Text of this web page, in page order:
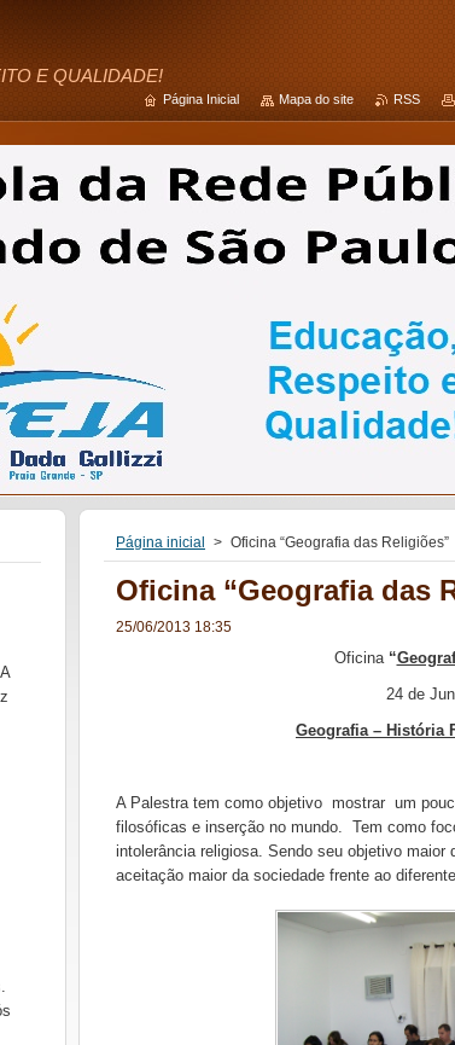
E QUALIDADE!
Página inicial > Oficina “Geografia das Religiões”
Oficina “Geografia das
25/06/2013 18:35
Oficina “
24 de
Geografia – História
A Palestra tem como objetivo mostrar um
filosóficas e inserção no mundo. Tem como
intolerância religiosa. Sendo seu objetivo
aceitação maior da sociedade frente ao
Página Inicial Mapa do site RSS